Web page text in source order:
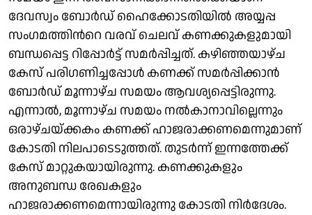
ദേവസ്വം ബോര്‍ഡ് ഹൈക്കോടതിയില്‍ അയ്യപ്പ
സംഗമത്തിന്‍റെ വരവ് ചെലവ് കണക്കുകളുമായി
ബന്ധപ്പെട്ട റിപ്പോര്‍ട്ട് സമര്‍പ്പിച്ചത്. കഴിഞ്ഞയാഴ്ച
കേസ് പരിഗണിച്ചപ്പോള്‍ കണക്ക് സമര്‍പ്പിക്കാന്‍
ബോര്‍ഡ് മൂന്നാഴ്ച സമയം ആവശ്യപ്പെട്ടിരുന്നു.
എന്നാല്‍, മൂന്നാഴ്ച സമയം നല്‍കാനാവില്ലെന്നും
ഒരാഴ്ചയ്ക്കകം കണക്ക് ഹാജരാക്കണമെന്നു‌മാണ്
കോടതി നിലപാടെടുത്തത്. തുടര്‍ന്ന് ഇന്നത്തേക്ക്
കേസ് മാറ്റുകയായിരുന്നു. കണക്കുകളും
അനുബന്ധ രേഖകളും
ഹാജരാക്കണമെന്നായിരുന്നു കോടതി നിർദേശം.